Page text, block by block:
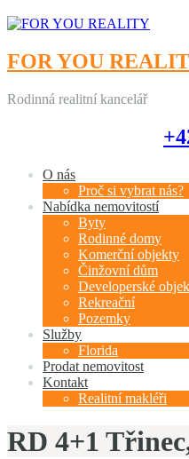
FOR YOU
Rodinná realitní kancelář
O nás
Proč si vybrat nás?
Nabídka nemovitostí
Byty
Rodinné domy
Komerční objekty
Činžovní dům
Developerské
Rekreační
Pozemky
Služby
Florida
Prodat nemovitost
Kontakt
Realitní makléři
RD 4+1